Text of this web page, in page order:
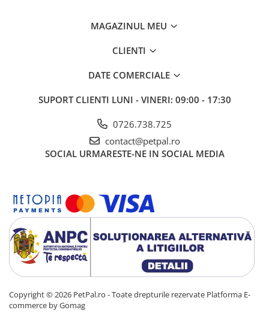
MAGAZINUL MEU
CLIENTI
DATE COMERCIALE
SUPORT CLIENTI LUNI - VINERI: 09:00 - 17:30
0726.738.725
contact@petpal.ro
SOCIAL URMARESTE-NE IN SOCIAL MEDIA
Copyright © 2026 PetPal.ro - Toate drepturile rezervate Platforma E-
commerce by Gomag